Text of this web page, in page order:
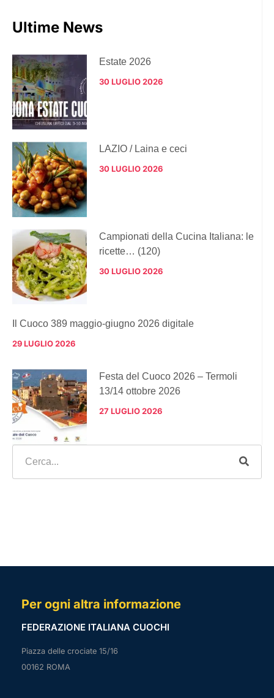
Ultime News
Estate 2026
30 LUGLIO 2026
LAZIO / Laina e ceci
30 LUGLIO 2026
Campionati della Cucina Italiana: le
ricette… (120)
30 LUGLIO 2026
Il Cuoco 389 maggio-giugno 2026 digitale
29 LUGLIO 2026
Festa del Cuoco 2026 – Termoli
13/14 ottobre 2026
27 LUGLIO 2026
Per ogni altra informazione
FEDERAZIONE ITALIANA CUOCHI
Piazza delle crociate 15/16
00162 ROMA